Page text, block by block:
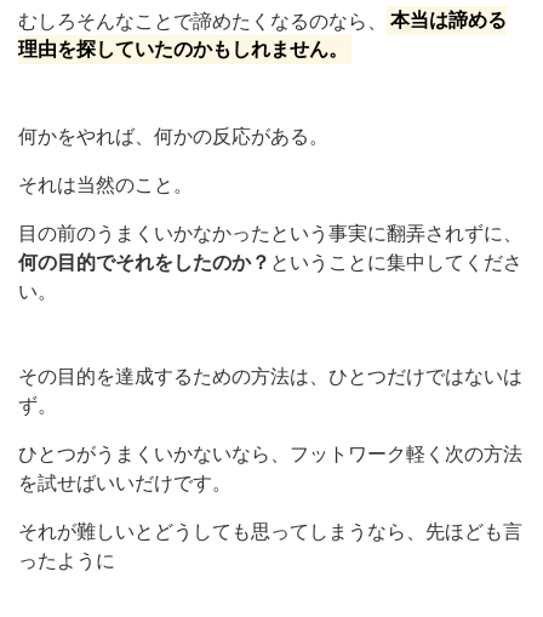
むしろそんなことで諦めたくなるのなら、
本当は諦める
理由を探していたのかもしれません。
何かをやれば、何かの反応がある。
それは当然のこと。
目の前のうまくいかなかったという事実に翻弄されずに、
何の目的でそれをしたのか？ ということに集中してくださ
い。
その目的を達成するための方法は、ひとつだけではないは
ず。
ひとつがうまくいかないなら、フットワーク軽く次の方法
を試せばいいだけです。
それが難しいとどうしても思ってしまうなら、先ほども言
ったように